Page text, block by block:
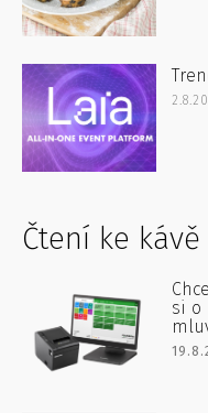
Čtení ke kávě
si o